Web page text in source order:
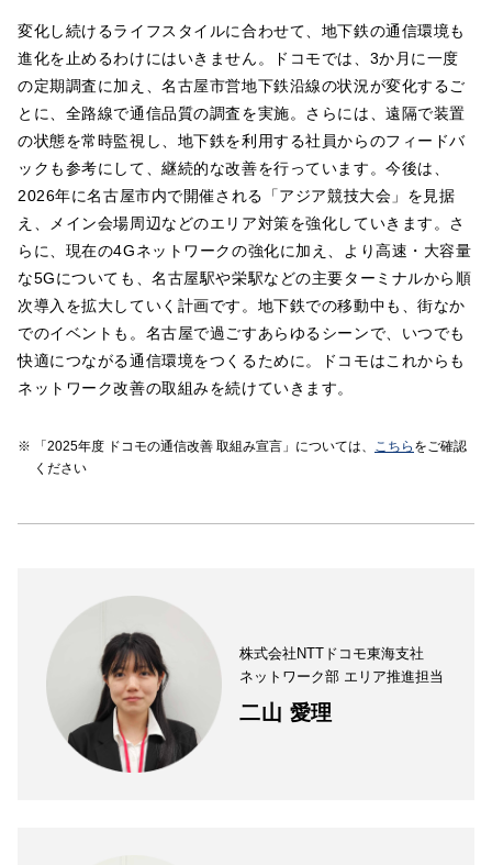
変化し続けるライフスタイルに合わせて、地下鉄の通信環境も
進化を止めるわけにはいきません。ドコモでは、3か月に一度
の定期調査に加え、名古屋市営地下鉄沿線の状況が変化するご
とに、全路線で通信品質の調査を実施。さらには、遠隔で装置
の状態を常時監視し、地下鉄を利用する社員からのフィードバ
ックも参考にして、継続的な改善を行っています。今後は、
2026年に名古屋市内で開催される「アジア競技大会」を見据
え、メイン会場周辺などのエリア対策を強化していきます。さ
らに、現在の4Gネットワークの強化に加え、より高速・大容量
な5Gについても、名古屋駅や栄駅などの主要ターミナルから順
次導入を拡大していく計画です。地下鉄での移動中も、街なか
でのイベントも。名古屋で過ごすあらゆるシーンで、いつでも
快適につながる通信環境をつくるために。ドコモはこれからも
ネットワーク改善の取組みを続けていきます。
「2025年度 ドコモの通信改善 取組み宣言」については、 こちら をご確認
ください
株式会社NTTドコモ東海支社
ネットワーク部 エリア推進担当
二山 愛理